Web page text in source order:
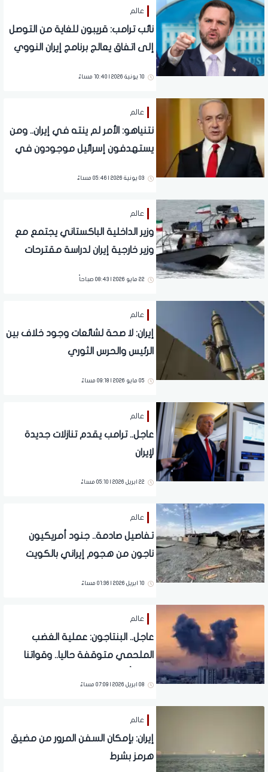
عالم
نائب ترامب: قريبون للغاية من التوصل
إلى اتفاق يعالج برنامج إيران النووي
10 يونية 2026 | 10:40 مساءً
عالم
نتنياهو: الأمر لم ينته في إيران.. ومن
يستهدفون إسرائيل موجودون في
03 يونية 2026 | 05:46 مساءً
عالم
وزير الداخلية الباكستاني يجتمع مع
وزير خارجية إيران لدراسة مقترحات
22 مايو 2026 | 08:43 صباحاً
عالم
إيران: لا صحة لشائعات وجود خلاف بين
الرئيس والحرس الثوري
05 مايو 2026 | 09:18 مساءً
عالم
عاجل.. ترامب يقدم تنازلات جديدة
لإيران
22 ابريل 2026 | 05:10 مساءً
عالم
تفاصيل صادمة.. جنود أمريكيون
ناجون من هجوم إيراني بالكويت
10 ابريل 2026 | 01:36 مساءً
عالم
عاجل.. البنتاجون: عملية الغضب
الملحمي متوقفة حاليا.. وقواتنا
08 ابريل 2026 | 07:09 مساءً
عالم
إيران: بإمكان السفن المرور من مضيق
هرمز بشرط